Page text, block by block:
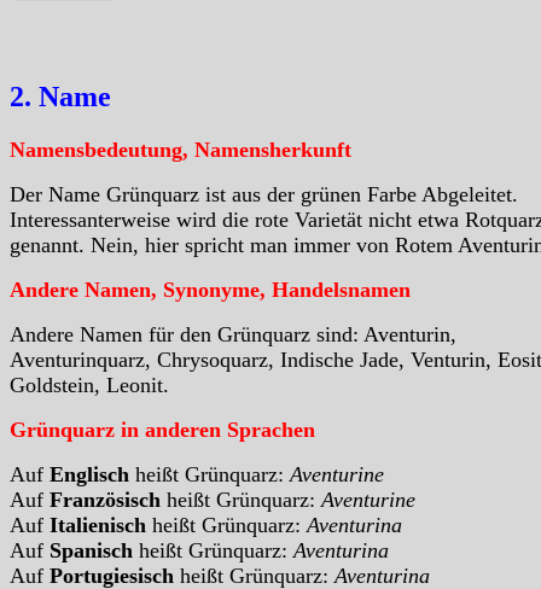
2. Name
Namensbedeutung, Namensherkunft
Der Name Grünquarz ist aus der grünen Farbe Abgeleitet.
Interessanterweise wird die rote Varietät nicht etwa
genannt. Nein, hier spricht man immer von Rotem
Andere Namen, Synonyme, Handelsnamen
Andere Namen für den Grünquarz sind: Aventurin,
Aventurinquarz, Chrysoquarz, Indische Jade, Venturin,
Goldstein, Leonit.
Grünquarz in anderen Sprachen
Auf Englisch heißt Grünquarz: Aventurine
Auf Französisch heißt Grünquarz: Aventurine
Auf Italienisch heißt Grünquarz: Aventurina
Auf Spanisch heißt Grünquarz: Aventurina
Auf Portugiesisch heißt Grünquarz: Aventurina